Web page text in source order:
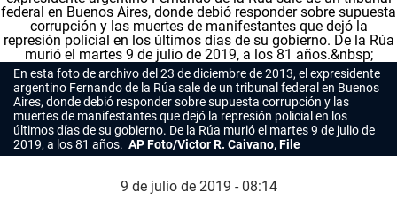
En esta foto de archivo del 23 de diciembre de 2013, el expresidente
argentino Fernando de la Rúa sale de un tribunal federal en Buenos
Aires, donde debió responder sobre supuesta corrupción y las
muertes de manifestantes que dejó la represión policial en los
últimos días de su gobierno. De la Rúa murió el martes 9 de julio de
2019, a los 81 años. AP Foto/Victor R. Caivano, File
9 de julio de 2019 - 08:14